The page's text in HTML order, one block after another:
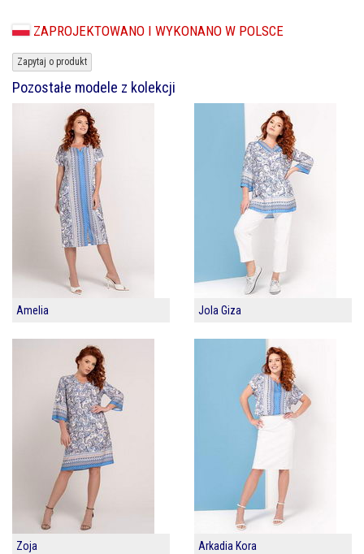
ZAPROJEKTOWANO I WYKONANO W POLSCE
Zapytaj o produkt
Pozostałe modele z kolekcji
Amelia Jola Giza
Zoja Arkadia Kora